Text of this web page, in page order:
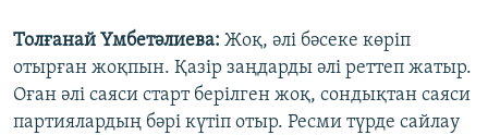
Толғанай Үмбетәлиева: Жоқ, әлі бәсеке көріп
отырған жоқпын. Қазір заңдарды әлі реттеп жатыр.
Оған әлі саяси старт берілген жоқ, сондықтан саяси
партиялардың бәрі күтіп отыр. Ресми түрде сайлау